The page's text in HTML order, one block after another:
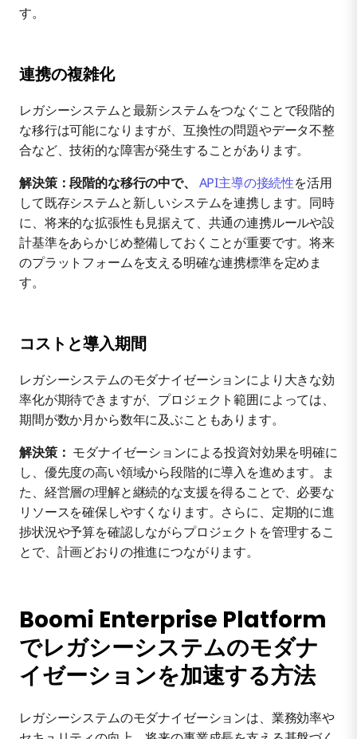
す。
連携の複雑化
レガシーシステムと最新システムをつなぐことで段階的
な移行は可能になりますが、互換性の問題やデータ不整
合など、技術的な障害が発生することがあります。
解決策：段階的な移行の中で、
API主導の接続性を活用
して既存システムと新しいシステムを連携します。同時
に、将来的な拡張性も見据えて、共通の連携ルールや設
計基準をあらかじめ整備しておくことが重要です。将来
のプラットフォームを支える明確な連携標準を定めま
す。
コストと導入期間
レガシーシステムのモダナイゼーションにより大きな効
率化が期待できますが、プロジェクト範囲によっては、
期間が数か月から数年に及ぶこともあります。
解決策： モダナイゼーションによる投資対効果を明確に
し、優先度の高い領域から段階的に導入を進めます。ま
た、経営層の理解と継続的な支援を得ることで、必要な
リソースを確保しやすくなります。さらに、定期的に進
捗状況や予算を確認しながらプロジェクトを管理するこ
とで、計画どおりの推進につながります。
Boomi Enterprise Platform
でレガシーシステムのモダナ
イゼーションを加速する方法
レガシーシステムのモダナイゼーションは、業務効率や